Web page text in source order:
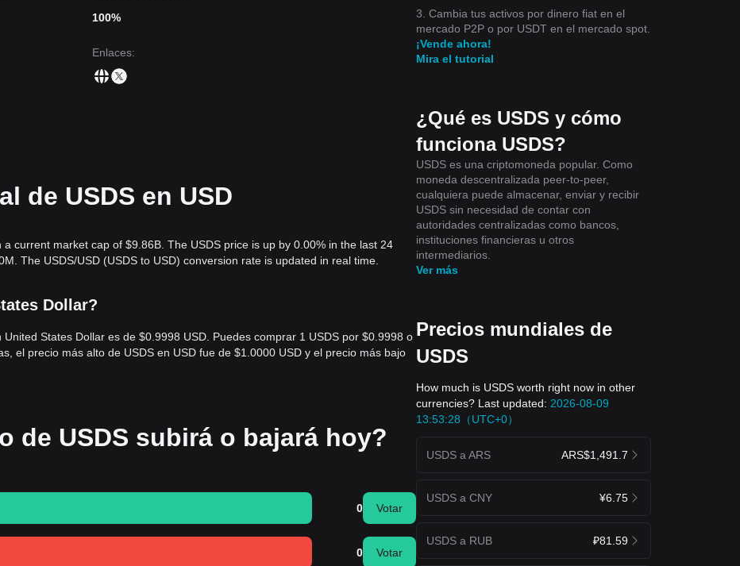
100%
Enlaces:
de USDS en USD
current market cap of $9.86B. The USDS price is up by 0.00% in the last 24
The USDS/USD (USDS to USD) conversion rate is updated in real time.
Dollar?
States Dollar es de $0.9998 USD. Puedes comprar 1 USDS por $0.9998 o
el precio más alto de USDS en USD fue de $1.0000 USD y el precio más bajo
de USDS subirá o bajará hoy?
0 Votar
0 Votar
3. Cambia tus activos por dinero fiat en el
mercado P2P o por USDT en el mercado spot.
¡Vende ahora!
Mira el tutorial
¿Qué es USDS y cómo
funciona USDS?
USDS es una criptomoneda popular. Como
moneda descentralizada peer-to-peer,
cualquiera puede almacenar, enviar y recibir
USDS sin necesidad de contar con
autoridades centralizadas como bancos,
instituciones financieras u otros
intermediarios.
Ver más
Precios mundiales de
USDS
How much is USDS worth right now in other
currencies? Last updated: 2026-08-09
13:53:28（UTC+0）
USDS a ARS ARS$1,491.7
USDS a CNY ¥6.75
USDS a RUB ₽81.59